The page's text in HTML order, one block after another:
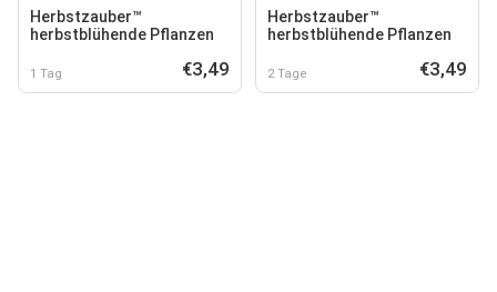
Herbstzauber™
herbstblühende Pflanzen
1 Tag €3,49
Herbstzauber™
herbstblühende Pflanzen
2 Tage €3,49